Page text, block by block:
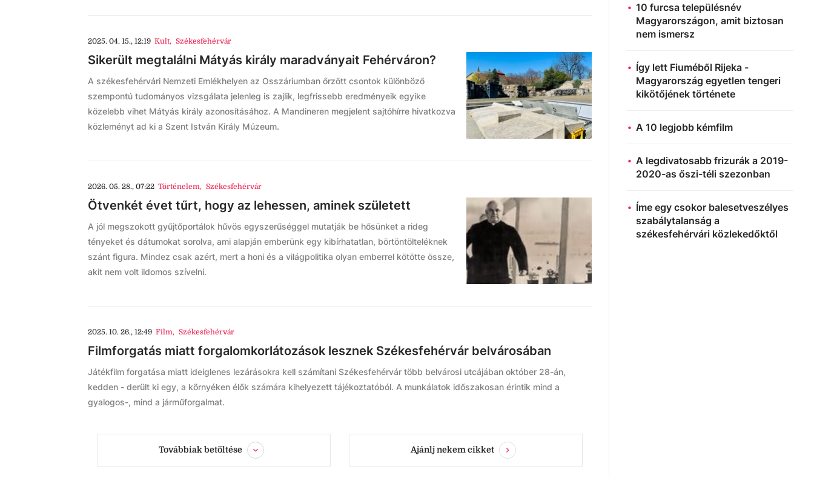
2025. 04. 15., 12:19 Kult, Székesfehérvár
Sikerült megtalálni Mátyás király maradványait Fehérváron?
A székesfehérvári Nemzeti Emlékhelyen az Osszáriumban őrzött csontok különböző
szempontú tudományos vizsgálata jelenleg is zajlik, legfrissebb eredményeik egyike
közelebb vihet Mátyás király azonosításához. A Mandineren megjelent sajtóhírre hivatkozva
közleményt ad ki a Szent István Király Múzeum.
2026. 05. 28., 07:22 Történelem, Székesfehérvár
Ötvenkét évet tűrt, hogy az lehessen, aminek született
A jól megszokott gyűjtőportálok hűvös egyszerűséggel mutatják be hősünket a rideg
tényeket és dátumokat sorolva, ami alapján emberünk egy kibírhatatlan, börtöntölteléknek
szánt figura. Mindez csak azért, mert a honi és a világpolitika olyan emberrel kötötte össze,
akit nem volt ildomos szívelni.
2025. 10. 26., 12:49 Film, Székesfehérvár
Filmforgatás miatt forgalomkorlátozások lesznek Székesfehérvár belvárosában
Játékfilm forgatása miatt ideiglenes lezárásokra kell számítani Székesfehérvár több belvárosi utcájában október 28-án,
kedden - derült ki egy, a környéken élők számára kihelyezett tájékoztatóból. A munkálatok időszakosan érintik mind a
gyalogos-, mind a járműforgalmat.
Továbbiak betöltése Ajánlj nekem cikket
10 furcsa településnév
Magyarországon, amit biztosan
nem ismersz
Így lett Fiuméből Rijeka -
Magyarország egyetlen tengeri
kikötőjének története
A 10 legjobb kémfilm
A legdivatosabb frizurák a 2019-
2020-as őszi-téli szezonban
Íme egy csokor balesetveszélyes
szabálytalanság a
székesfehérvári közlekedőktől